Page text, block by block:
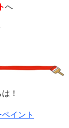
へ
！
イント